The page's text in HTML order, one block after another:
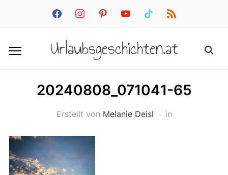
facebookinstagrampinterestyoutube tiktok rss
Urlaubsgeschichten.at
20240808_071041-65
Erstellt von Melanie Deisl in